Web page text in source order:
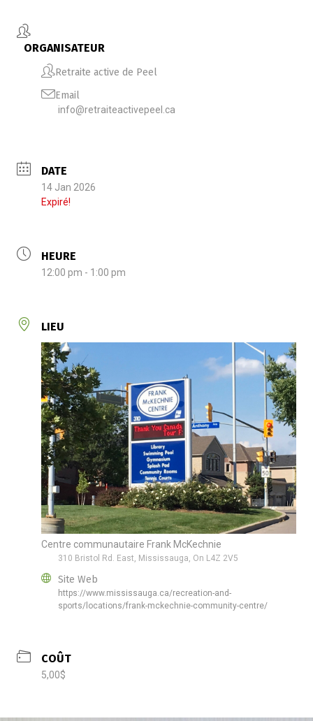
ORGANISATEUR
Retraite active de Peel
Email
info@retraiteactivepeel.ca
DATE
14 Jan 2026
Expiré!
HEURE
12:00 pm - 1:00 pm
LIEU
Centre communautaire Frank McKechnie
310 Bristol Rd. East, Mississauga, On L4Z 2V5
Site Web
https://www.mississauga.ca/recreation-and-
sports/locations/frank-mckechnie-community-centre/
COÛT
5,00$